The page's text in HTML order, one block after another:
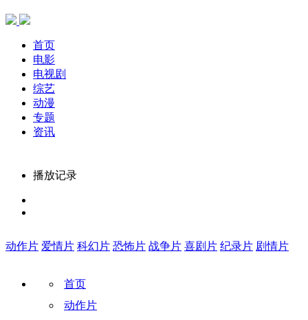
首页
电影
电视剧
综艺
动漫
专题
资讯
播放记录
动作片 爱情片 科幻片 恐怖片 战争片 喜剧片 纪录片 剧情片
首页
动作片